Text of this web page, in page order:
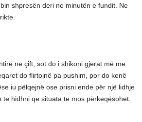
shpresën deri ne minutën e fundit. Ne
ne çift, sot do i shikoni gjerat më me
do flirtojnë pa pushim, por do kenë
iu pëlqejnë ose prisni ende për një lidhje
hidhni qe situata te mos përkeqësohet.